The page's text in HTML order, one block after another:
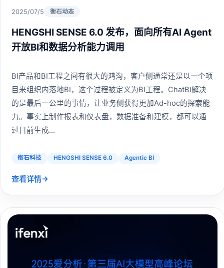
2025/07/5 衡石动态
HENGSHI SENSE 6.0 发布，面向所有AI Agent
开放BI和数据分析能力调用
BI产品和BI工程之间有很大的鸿沟，客户侧通常还是以一个项
目来组织内落地BI，这个过程被定义为BI工程。ChatBI解决
的是最后一公里的事情，让业务侧获得更加Ad-hoc的探索能
力。事实上制作报表和仪表盘，数据准备和建模，都可以通
过目前生成...
衡石科技 HENGSHI SENSE 6.0 Agentic BI
查看详情→